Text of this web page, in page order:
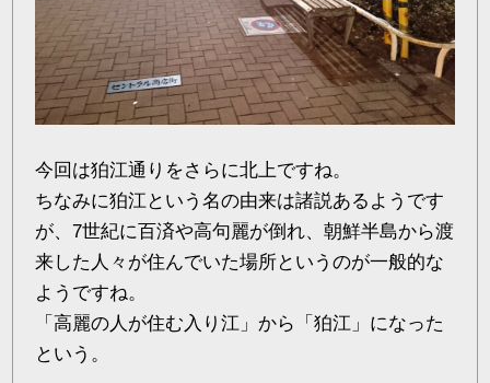
今回は狛江通りをさらに北上ですね。
ちなみに狛江という名の由来は諸説あるようです
が、7世紀に百済や高句麗が倒れ、朝鮮半島から渡
来した人々が住んでいた場所というのが一般的な
ようですね。
「高麗の人が住む入り江」から「狛江」になった
という。